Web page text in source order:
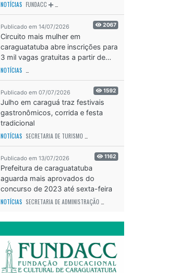
NOTÍCIAS FUNDACC
Publicado em 14/07/2026 2067
Circuito mais mulher em
caraguatatuba abre inscrições para
3 mil vagas gratuitas a partir de...
NOTÍCIAS
Publicado em 07/07/2026 1592
Julho em caraguá traz festivais
gastronômicos, corrida e festa
tradicional
NOTÍCIAS SECRETARIA DE TURISMO
Publicado em 13/07/2026 1162
Prefeitura de caraguatatuba
aguarda mais aprovados do
concurso de 2023 até sexta-feira
(17)
NOTÍCIAS SECRETARIA DE ADMINISTRAÇÃO